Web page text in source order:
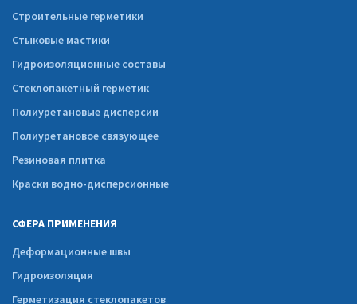
Строительные герметики
Стыковые мастики
Гидроизоляционные составы
Стеклопакетный герметик
Полиуретановые дисперсии
Полиуретановое связующее
Резиновая плитка
Краски водно-дисперсионные
СФЕРА ПРИМЕНЕНИЯ
Деформационные швы
Гидроизоляция
Герметизация стеклопакетов